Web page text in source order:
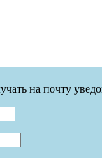
на почту